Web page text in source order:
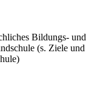
Bildungs- und
(s. Ziele und